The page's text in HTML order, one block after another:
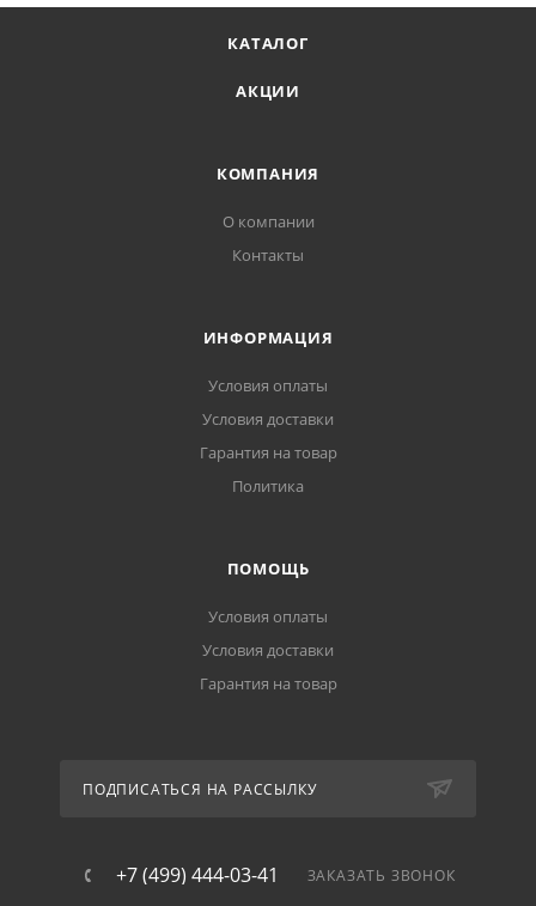
КАТАЛОГ
АКЦИИ
КОМПАНИЯ
О компании
Контакты
ИНФОРМАЦИЯ
Условия оплаты
Условия доставки
Гарантия на товар
Политика
ПОМОЩЬ
Условия оплаты
Условия доставки
Гарантия на товар
ПОДПИСАТЬСЯ НА РАССЫЛКУ
+7 (499) 444-03-41 ЗАКАЗАТЬ ЗВОНОК